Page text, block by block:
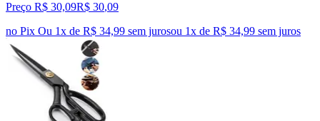
Preço R$ 30,09R$ 30,09
no Pix Ou 1x de R$ 34,99 sem jurosou 1x de R$ 34,99 sem juros